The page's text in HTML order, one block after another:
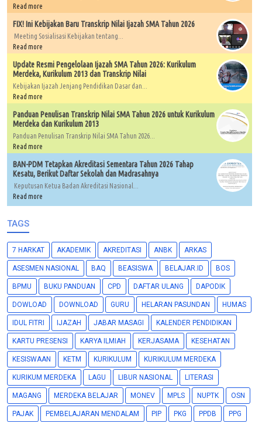
Read more
FIX! Ini Kebijakan Baru Transkrip Nilai Ijazah SMA Tahun 2026
Meeting Sosialisasi Kebijakan tentang...
Read more
Update Resmi Pengelolaan Ijazah SMA Tahun 2026: Kurikulum
Merdeka, Kurikulum 2013 dan Transkrip Nilai
Kebijakan Ijazah Jenjang Pendidikan Dasar dan...
Read more
Panduan Penulisan Transkrip Nilai SMA Tahun 2026 untuk Kurikulum
Merdeka dan Kurikulum 2013
Panduan Penulisan Transkrip Nilai SMA Tahun 2026...
Read more
BAN-PDM Tetapkan Akreditasi Sementara Tahun 2026 Tahap
Kesatu, Berikut Daftar Sekolah dan Madrasahnya
Keputusan Ketua Badan Akreditasi Nasional...
Read more
TAGS
7 HARKAT AKADEMIK AKREDITASI ANBK ARKAS
ASESMEN NASIONAL BAQ BEASISWA BELAJAR.ID BOS
BPMU BUKU PANDUAN CPD DAFTAR ULANG DAPODIK
DOWLOAD DOWNLOAD GURU HELARAN PASUNDAN HUMAS
IDUL FITRI IJAZAH JABAR MASAGI KALENDER PENDIDIKAN
KARTU PRESENSI KARYA ILMIAH KERJASAMA KESEHATAN
KESISWAAN KETM KURIKULUM KURIKULUM MERDEKA
KURIKUM MERDEKA LAGU LIBUR NASIONAL LITERASI
MAGANG MERDEKA BELAJAR MONEV MPLS NUPTK OSN
PAJAK PEMBELAJARAN MENDALAM PIP PKG PPDB PPG